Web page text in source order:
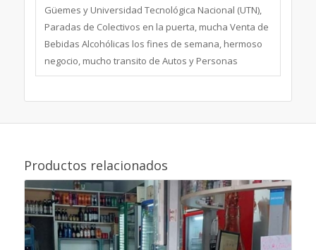
Güemes y Universidad Tecnológica Nacional (UTN),
Paradas de Colectivos en la puerta, mucha Venta de
Bebidas Alcohólicas los fines de semana, hermoso
negocio, mucho transito de Autos y Personas
Productos relacionados